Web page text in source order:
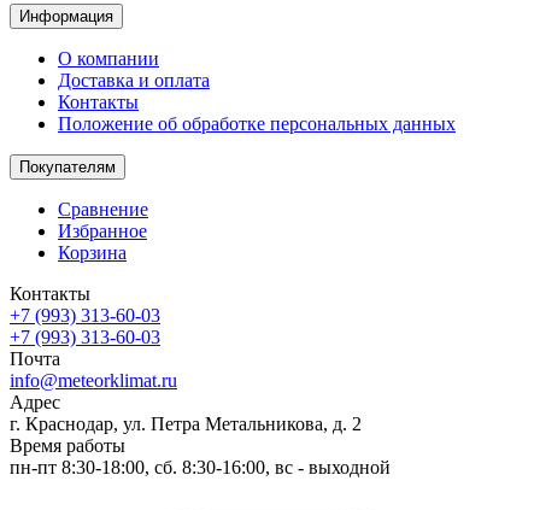
Информация
О компании
Доставка и оплата
Контакты
Положение об обработке персональных данных
Покупателям
Сравнение
Избранное
Корзина
Контакты
+7 (993) 313-60-03
+7 (993) 313-60-03
Почта
info@meteorklimat.ru
Адрес
г. Краснодар, ул. Петра Метальникова, д. 2
Время работы
пн-пт 8:30-18:00, сб. 8:30-16:00, вс - выходной